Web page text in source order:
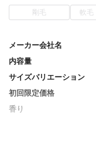
剛毛 軟
メーカー会社名
内容量
サイズバリエーション
初回限定価格
香り